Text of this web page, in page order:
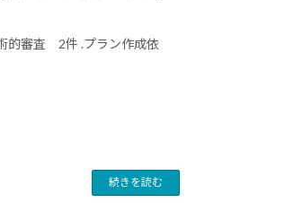
的審査 2件 .プラン作成依
続きを読む